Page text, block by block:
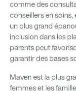
comme des
conseillers en soins,
un plus grand
inclusion dans les
parents peut
garantir des bases
Maven est la plus
femmes et les